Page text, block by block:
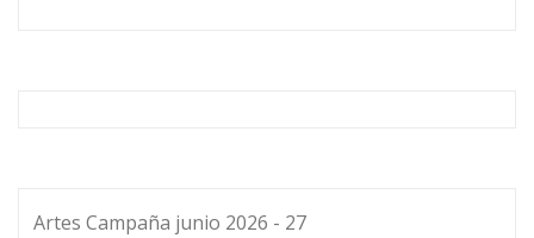
Artes Campaña junio 2026 - 27